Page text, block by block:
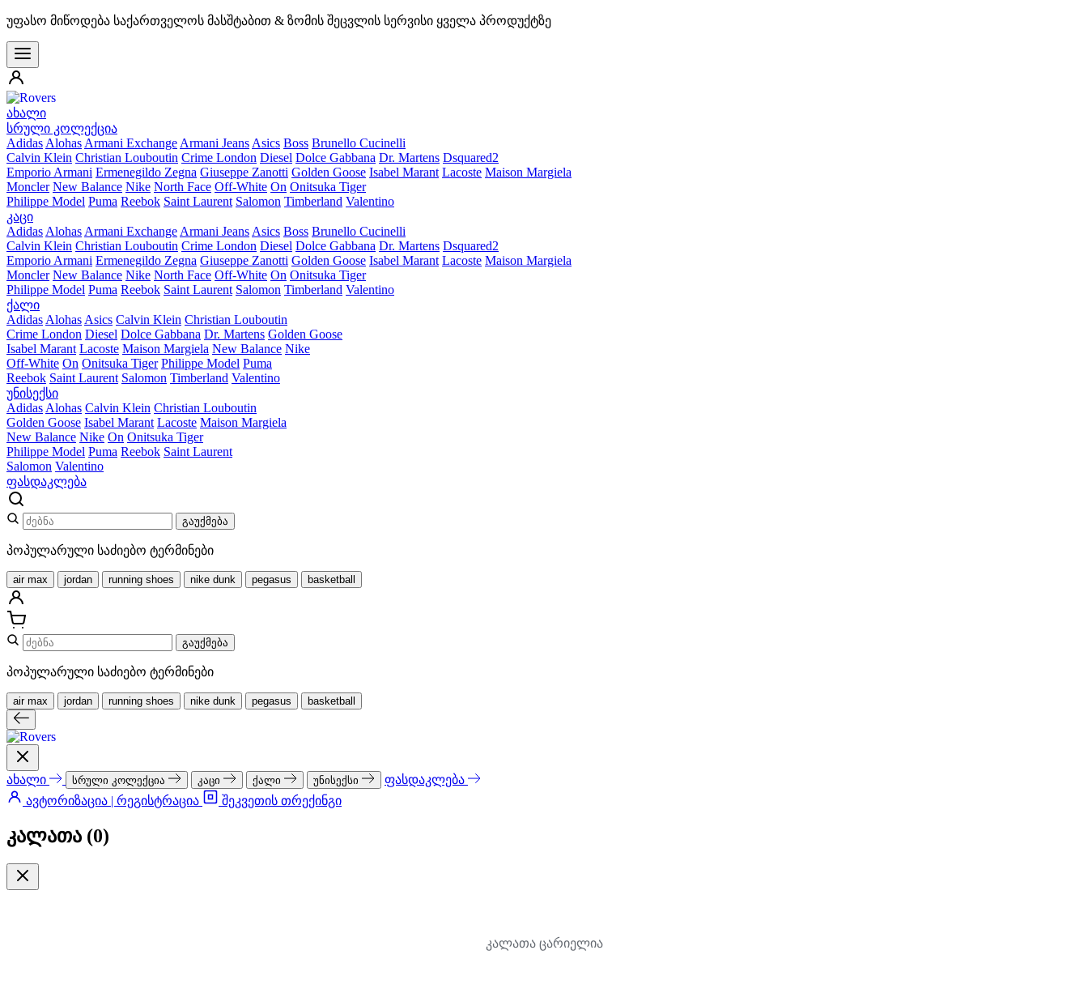
უფასო მიწოდება საქართველოს მასშტაბით & ზომის შეცვლის სერვისი ყველა პროდუქტზე
ახალი
სრული კოლექცია
Adidas Alohas Armani Exchange Armani Jeans Asics Boss Brunello Cucinelli
Calvin Klein Christian Louboutin Crime London Diesel Dolce Gabbana Dr. Martens Dsquared2
Emporio Armani Ermenegildo Zegna Giuseppe Zanotti Golden Goose Isabel Marant Lacoste Maison Margiela
Moncler New Balance Nike North Face Off-White On Onitsuka Tiger
Philippe Model Puma Reebok Saint Laurent Salomon Timberland Valentino
კაცი
Adidas Alohas Armani Exchange Armani Jeans Asics Boss Brunello Cucinelli
Calvin Klein Christian Louboutin Crime London Diesel Dolce Gabbana Dr. Martens Dsquared2
Emporio Armani Ermenegildo Zegna Giuseppe Zanotti Golden Goose Isabel Marant Lacoste Maison Margiela
Moncler New Balance Nike North Face Off-White On Onitsuka Tiger
Philippe Model Puma Reebok Saint Laurent Salomon Timberland Valentino
ქალი
Adidas Alohas Asics Calvin Klein Christian Louboutin
Crime London Diesel Dolce Gabbana Dr. Martens Golden Goose
Isabel Marant Lacoste Maison Margiela New Balance Nike
Off-White On Onitsuka Tiger Philippe Model Puma
Reebok Saint Laurent Salomon Timberland Valentino
უნისექსი
Adidas Alohas Calvin Klein Christian Louboutin
Golden Goose Isabel Marant Lacoste Maison Margiela
New Balance Nike On Onitsuka Tiger
Philippe Model Puma Reebok Saint Laurent
Salomon Valentino
ფასდაკლება
გაუქმება
პოპულარული საძიებო ტერმინები
air max jordan running shoes nike dunk pegasus basketball
გაუქმება
პოპულარული საძიებო ტერმინები
air max jordan running shoes nike dunk pegasus basketball
ახალი სრული კოლექცია კაცი ქალი უნისექსი
ფასდაკლება
ავტორიზაცია | რეგისტრაცია
შეკვეთის თრექინგი
კალათა (0)
კალათა ცარიელია